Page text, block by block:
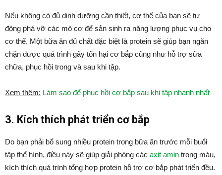
Nếu không có đủ dinh dưỡng cần thiết, cơ thể của bạn sẽ tự
động phá vỡ các mô cơ để sản sinh ra năng lượng phục vụ cho
cơ thể. Một bữa ăn đủ chất đặc biệt là protein sẽ giúp bạn ngăn
chặn được quá trình gây tổn hại cơ bắp cũng như hỗ trợ sữa
chữa, phục hồi trong và sau khi tập.
Xem thêm: Làm sao để phục hồi cơ bắp sau khi tập nhanh nhất
3. Kích thích phát triển cơ bắp
Do bạn phải bổ sung nhiều protein trong bữa ăn trước mỗi buổi
tập thể hình, điều này sẽ giúp giải phóng các axit amin trong máu,
kích thích quá trình tổng hợp protein hỗ trợ cơ bắp phát triển đều.